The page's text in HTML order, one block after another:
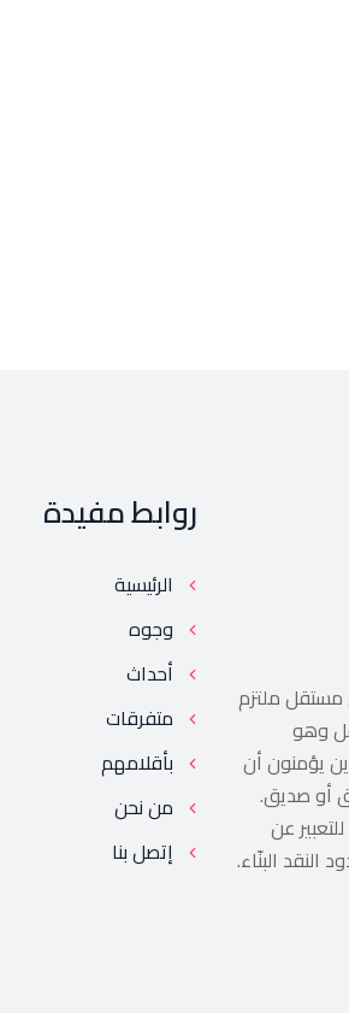
ملتزم
وهو
يؤمنون أن
أو صديق.
عن
البنّاء.
روابط مفيدة
الرئيسية
وجوه
أحداث
متفرقات
بأقلامهم
من نحن
إتصل بنا